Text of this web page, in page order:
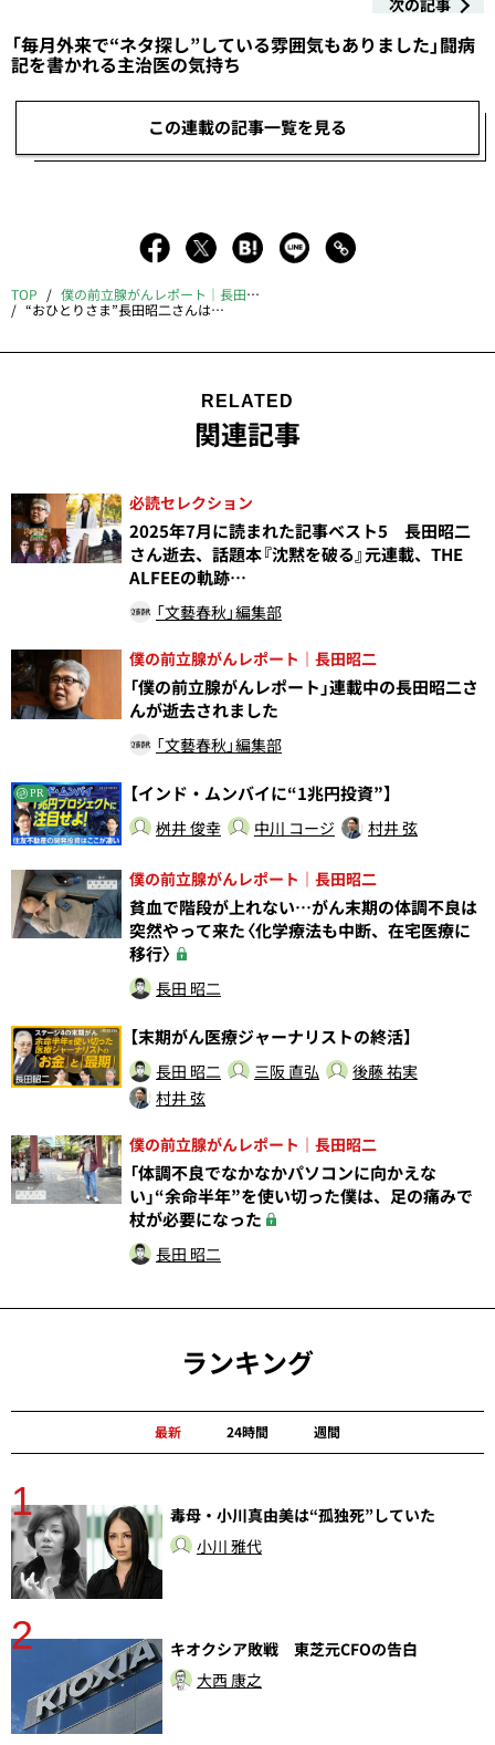
次の記事
「毎月外来で“ネタ探し”している雰囲気もありました」闘病
記を書かれる主治医の気持ち
この連載の記事一覧を見る
TOP 僕の前立腺がんレポート｜長田昭二
“おひとりさま”長田昭二さんは、どうやって「念願の自宅で最期」を迎えることができたのか〈親族インタビュー〉
RELATED
関連記事
必読セレクション
2025年7月に読まれた記事ベスト5 長田昭二
さん逝去、話題本『沈黙を破る』元連載、THE
ALFEEの軌跡…
「文藝春秋」編集部
僕の前立腺がんレポート｜長田昭二
「僕の前立腺がんレポート」連載中の長田昭二さ
んが逝去されました
「文藝春秋」編集部
PR 【インド・ムンバイに“1兆円投資”】
桝井 俊幸 中川 コージ 村井 弦
僕の前立腺がんレポート｜長田昭二
貧血で階段が上れない…がん末期の体調不良は
突然やって来た〈化学療法も中断、在宅医療に
移行〉
長田 昭二
【末期がん医療ジャーナリストの終活】
長田 昭二 三阪 直弘
後藤 祐実
村井 弦
僕の前立腺がんレポート｜長田昭二
「体調不良でなかなかパソコンに向かえな
い」“余命半年”を使い切った僕は、足の痛みで
杖が必要になった
長田 昭二
ランキング
最新 24時間 週間
1
毒母・小川真由美は“孤独死”していた
小川 雅代
2
キオクシア敗戦 東芝元CFOの告白
大西 康之